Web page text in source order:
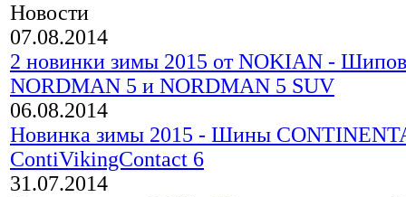
Новости
07.08.2014
2 новинки зимы 2015 от NOKIAN -
NORDMAN 5 и NORDMAN 5 SUV
06.08.2014
Новинка зимы 2015 - Шины
ContiVikingContact 6
31.07.2014